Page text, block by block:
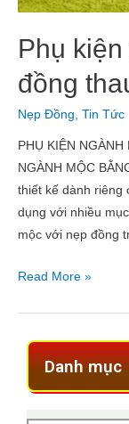
Danh mục
Phụ
đồng
Nẹp Đồng Tin Tức
PHỤ KIỆN
NGÀNH MỘC
thiết kế dành riêng
dụng với nhiều
mộc với nẹp đồng
Read More »